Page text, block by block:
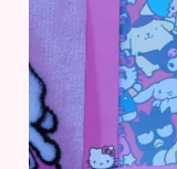
Catégories
Licences
Informations
Actu